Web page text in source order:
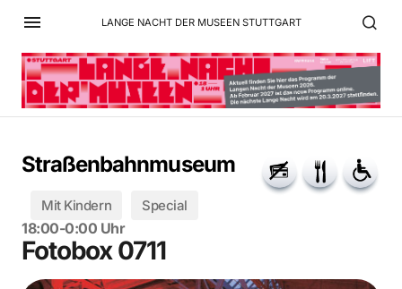
LANGE NACHT DER MUSEEN STUTTGART
Straßenbahnmuseum
Mit Kindern Special
18:00-0:00 Uhr
Fotobox 0711